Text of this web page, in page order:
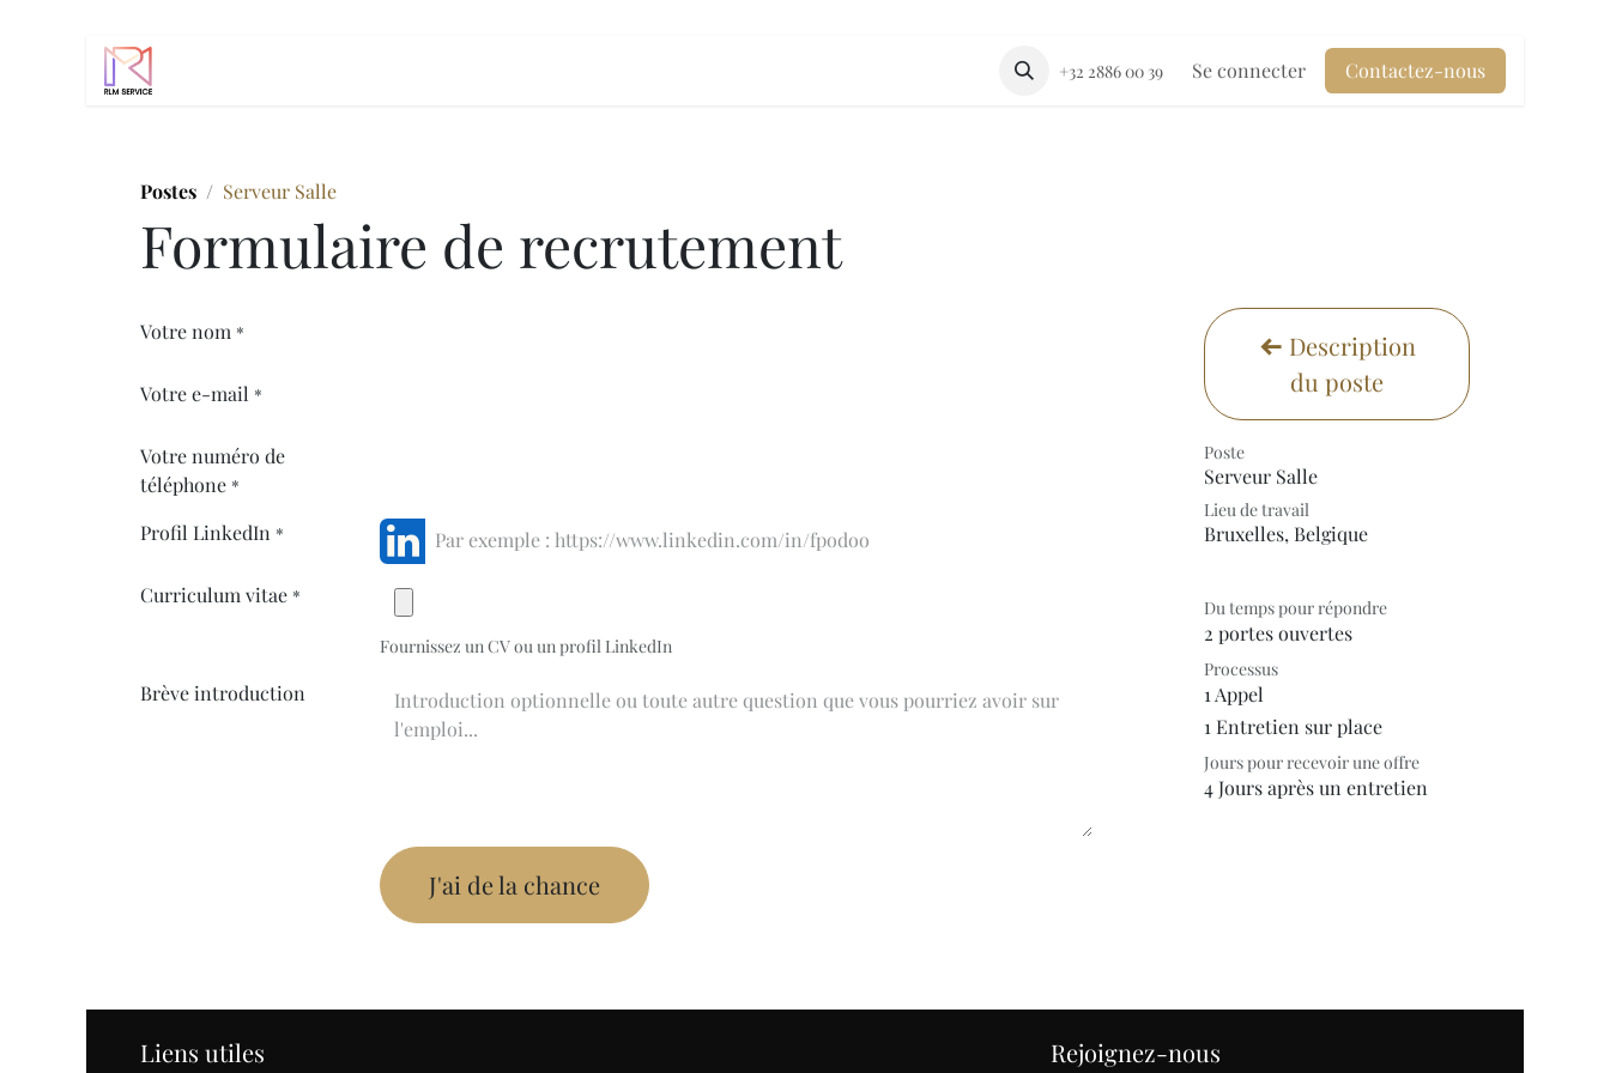
Se rendre au contenu
+32 2886 00 39 Se connecter Contactez-nous
Postes Serveur Salle
Formulaire de recrutement
Votre nom *
Votre e-mail *
Votre numéro de
téléphone *
Profil LinkedIn *
Curriculum vitae *
Fournissez un CV ou un profil LinkedIn
Brève introduction
J'ai de la chance
Description
du poste
Poste
Serveur Salle
Lieu de travail
Bruxelles, Belgique
Du temps pour répondre
2 portes ouvertes
Processus
1 Appel
1 Entretien sur place
Jours pour recevoir une offre
4 Jours après un entretien
Liens utiles Rejoignez-nous